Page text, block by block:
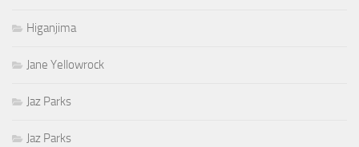
Higanjima
Jane Yellowrock
Jaz Parks
Jaz Parks